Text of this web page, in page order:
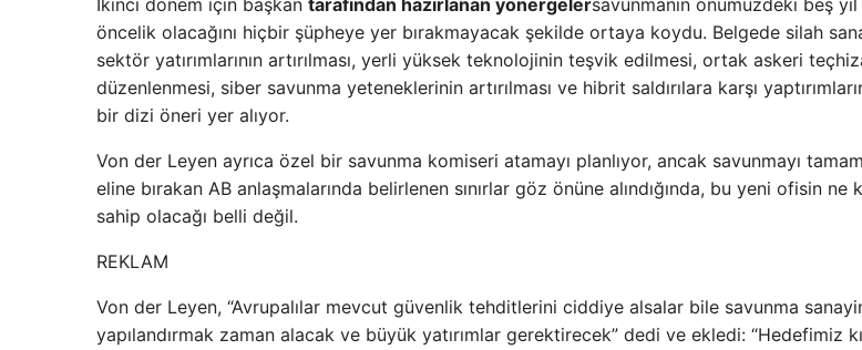
İkinci dönem için başkan tarafından hazırlanan yönergelersavunmanın önümüzdeki beş
öncelik olacağını hiçbir şüpheye yer bırakmayacak şekilde ortaya koydu. Belgede silah
sektör yatırımlarının artırılması, yerli yüksek teknolojinin teşvik edilmesi, ortak askeri
düzenlenmesi, siber savunma yeteneklerinin artırılması ve hibrit saldırılara karşı
bir dizi öneri yer alıyor.
Von der Leyen ayrıca özel bir savunma komiseri atamayı planlıyor, ancak savunmayı
eline bırakan AB anlaşmalarında belirlenen sınırlar göz önüne alındığında, bu yeni ofisin ne
sahip olacağı belli değil.
REKLAM
Von der Leyen, “Avrupalılar mevcut güvenlik tehditlerini ciddiye alsalar bile savunma
yapılandırmak zaman alacak ve büyük yatırımlar gerektirecek” dedi ve ekledi: “Hedefimiz